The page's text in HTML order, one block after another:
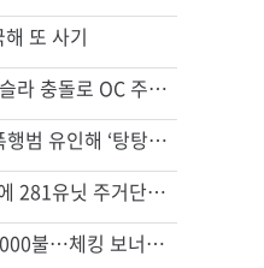
또 사기
“전쟁터 같았다”…테슬라 충돌로 OC 주택 4채 파손
“내 딸 건드렸지” 성폭행범 유인해 ‘탕탕’…아빠의 복수 결말
부에나파크 한인타운에 281유닛 주거단지 들어선다
계좌만 열어도 최대 5000불…체킹 보너스 무한 경쟁